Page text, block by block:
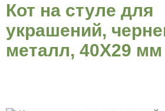
Кот на стуле для
украшений,
металл, 40Х29 мм